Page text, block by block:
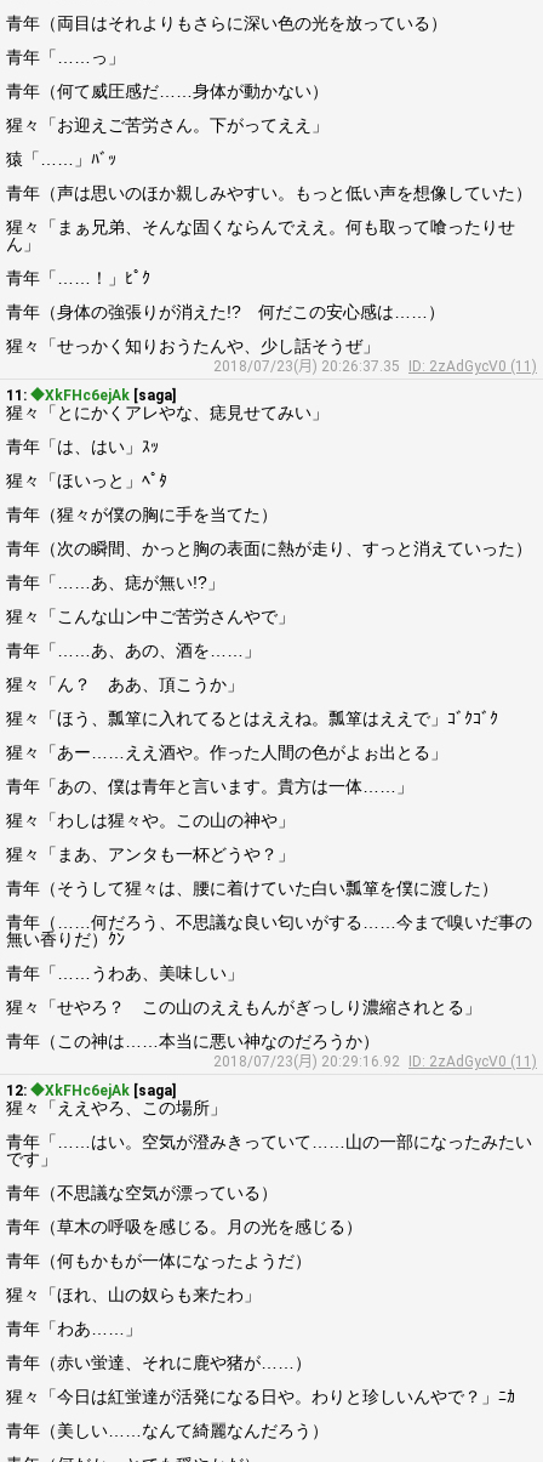
青年（両目はそれよりもさらに深い色の光を放っている）
青年「……っ」
青年（何て威圧感だ……身体が動かない）
猩々「お迎えご苦労さん。下がってええ」
猿「……」ﾊﾞｯ
青年（声は思いのほか親しみやすい。もっと低い声を想像していた）
猩々「まぁ兄弟、そんな固くならんでええ。何も取って喰ったりせ
ん」
青年「……！」ﾋﾟｸ
青年（身体の強張りが消えた!? 何だこの安心感は……）
猩々「せっかく知りおうたんや、少し話そうぜ」
2018/07/23(月) 20:26:37.35
ID: 2zAdGycV0 (11)
11: ◆XkFHc6ejAk [saga]
猩々「とにかくアレやな、痣見せてみい」
青年「は、はい」ｽｯ
猩々「ほいっと」ﾍﾟﾀ
青年（猩々が僕の胸に手を当てた）
青年（次の瞬間、かっと胸の表面に熱が走り、すっと消えていった）
青年「……あ、痣が無い!?」
猩々「こんな山ン中ご苦労さんやで」
青年「……あ、あの、酒を……」
猩々「ん？ ああ、頂こうか」
猩々「ほう、瓢箪に入れてるとはええね。瓢箪はええで」ｺﾞｸｺﾞｸ
猩々「あー……ええ酒や。作った人間の色がよぉ出とる」
青年「あの、僕は青年と言います。貴方は一体……」
猩々「わしは猩々や。この山の神や」
猩々「まあ、アンタも一杯どうや？」
青年（そうして猩々は、腰に着けていた白い瓢箪を僕に渡した）
青年（……何だろう、不思議な良い匂いがする……今まで嗅いだ事の
無い香りだ）ｸﾝ
青年「……うわあ、美味しい」
猩々「せやろ？ この山のええもんがぎっしり濃縮されとる」
青年（この神は……本当に悪い神なのだろうか）
2018/07/23(月) 20:29:16.92
ID: 2zAdGycV0 (11)
12: ◆XkFHc6ejAk [saga]
猩々「ええやろ、この場所」
青年「……はい。空気が澄みきっていて……山の一部になったみたい
です」
青年（不思議な空気が漂っている）
青年（草木の呼吸を感じる。月の光を感じる）
青年（何もかもが一体になったようだ）
猩々「ほれ、山の奴らも来たわ」
青年「わあ……」
青年（赤い蛍達、それに鹿や猪が……）
猩々「今日は紅蛍達が活発になる日や。わりと珍しいんやで？」ﾆｶ
青年（美しい……なんて綺麗なんだろう）